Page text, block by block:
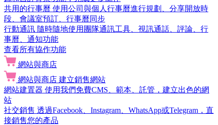
共用的行事曆 使用公司與個人行事曆進行規劃、分享開放時
段、會議室預訂、行事曆同步
行動通訊 隨時隨地使用團隊通訊工具、視訊通話、評論、行
事曆、通知功能
查看所有協作功能
網站與商店
網站與商店 建立銷售網站
網站建置器 使用我們免費CMS、範本、託管，建立出色的網
站
社交銷售 透過Facebook、Instagram、WhatsApp或Telegram，直
接銷售您的產品